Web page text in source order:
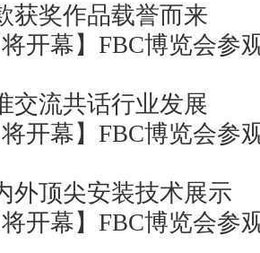
获奖作品载誉而来
交流共话行业发展
外顶尖安装技术展示